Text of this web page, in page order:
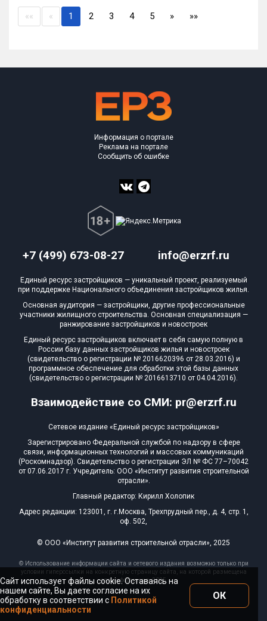
«« « 1 (current)
2 3 4 5 » »»
+7 (499) 673-08-27 info@erzrf.ru
Взаимодействие со СМИ: pr@erzrf.ru
Информация о портале
Реклама на портале
Сообщить об ошибке
Единый ресурс застройщиков — уникальный проект, реализуемый
при поддержке Национального объединения застройщиков жилья.
Основная аудитория — застройщики, другие профессиональные
участники жилищного строительства. Основная специализация —
ранжирование застройщиков и новостроек
Единый ресурс застройщиков включает в себя самую полную в
России базу данных застройщиков жилья и новостроек
(свидетельство о регистрации № 2016620396 от 28.03.2016) и
программное обеспечение для обработки этой базы данных
(свидетельство о регистрации № 2016613710 от 04.04.2016).
Сетевое издание «Единый ресурс застройщиков»
Зарегистрировано Федеральной службой по надзору в сфере
связи, информационных технологий и массовых коммуникаций
(Роскомнадзор). Свидетельство о регистрации ЭЛ № ФС 77–70042
от 07.06.2017 г. Учредитель: ООО «Институт развития строительной
отрасли».
Главный редактор: Кирилл Холопик
Адрес редакции: 123001, г. г.Москва, Трехпрудный пер., д. 4, стр. 1,
оф. 502,
© ООО «Институт развития строительной отрасли», 2025
© Использование информации сайта и сетевого издания возможно только при
условии гиперссылки на конкретную страницу сайта, на которой размещена
эта информация, 2025
Сайт использует файлы cookie. Оставаясь на
нашем сайте, Вы даете согласие на их
обработку в соответствии с Политикой
конфиденциальности
ОК